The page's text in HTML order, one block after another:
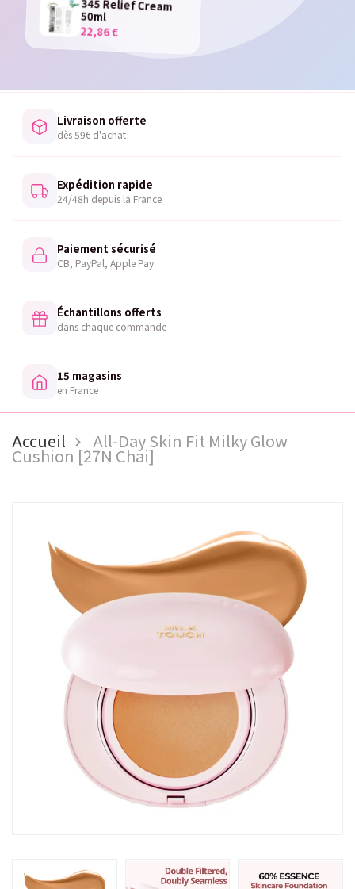
345 Relief Cream
50ml
22,86 €
Livraison offerte
dès 59€ d'achat
Expédition rapide
24/48h depuis la France
Paiement sécurisé
CB, PayPal, Apple Pay
Échantillons offerts
dans chaque commande
15 magasins
en France
Accueil All-Day Skin Fit Milky Glow
Cushion [27N Chai]